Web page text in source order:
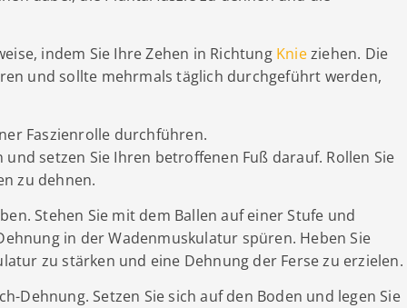
indem Sie Ihre Zehen in Richtung Knieziehen. Die
und sollte mehrmals täglich durchgeführt werden,
Faszienrolle durchführen.
setzen Sie Ihren betroffenen Fuß darauf. Rollen Sie
zu dehnen.
Stehen Sie mit dem Ballen auf einer Stufe und
in der Wadenmuskulatur spüren. Heben Sie
zu stärken und eine Dehnung der Ferse zu erzielen.
Dehnung. Setzen Sie sich auf den Boden und legen Sie